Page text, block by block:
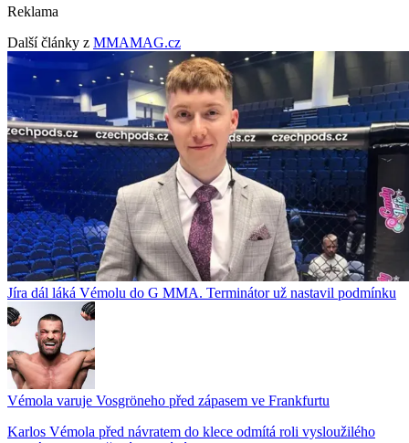
Reklama
Další články z MMAMAG.cz
Jíra dál láká Vémolu do G MMA. Terminátor už nastavil podmínku
Vémola varuje Vosgröneho před zápasem ve Frankfurtu
Karlos Vémola před návratem do klece odmítá roli vysloužilého